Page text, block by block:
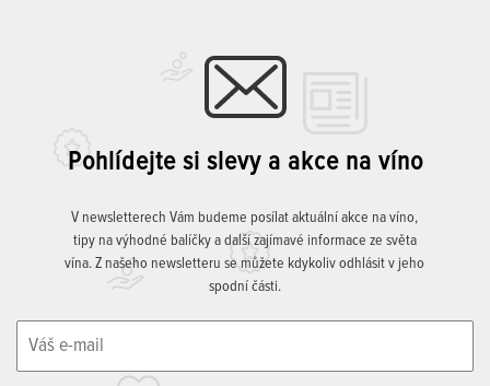
Pohlídejte si slevy a akce na víno
V newsletterech Vám budeme posílat aktuální akce na víno,
tipy na výhodné balíčky a další zajímavé informace ze světa
vína. Z našeho newsletteru se můžete kdykoliv odhlásit v jeho
spodní části.